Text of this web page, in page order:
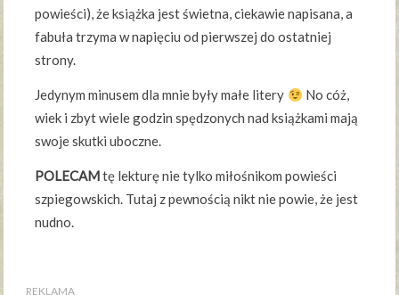
powieści), że książka jest świetna, ciekawie napisana, a
fabuła trzyma w napięciu od pierwszej do ostatniej
strony.
Jedynym minusem dla mnie były małe litery
No cóż,
wiek i zbyt wiele godzin spędzonych nad książkami mają
swoje skutki uboczne.
POLECAMtę lekturę nie tylko miłośnikom powieści
szpiegowskich. Tutaj z pewnością nikt nie powie, że jest
nudno.